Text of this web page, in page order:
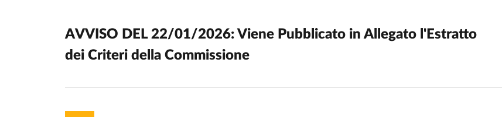
AVVISO DEL 22/01/2026: Viene Pubblicato in Allegato l'Estratto
dei Criteri della Commissione